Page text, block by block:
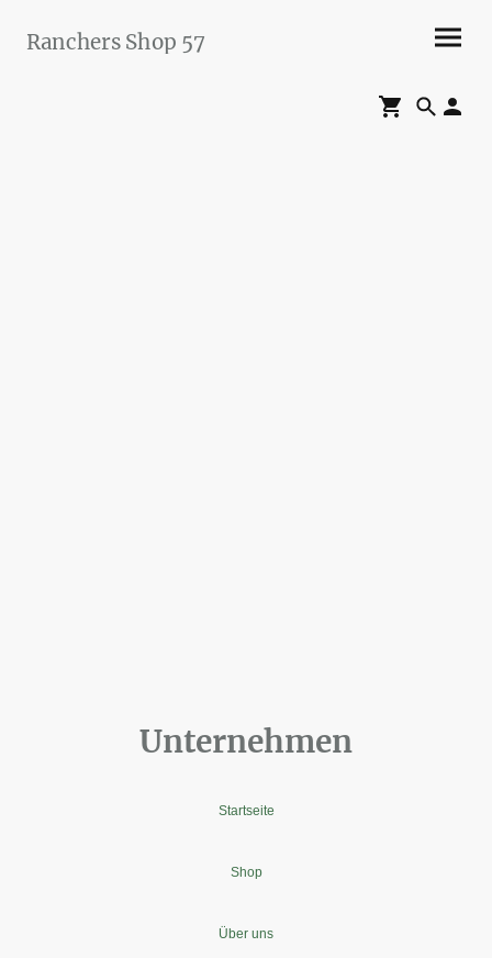
Ranchers Shop 57
Unternehmen
Startseite
Shop
Über uns